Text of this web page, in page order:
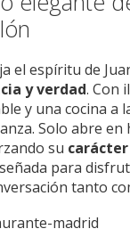
el espíritu de
y verdad. Con
y una cocina a
Solo abre en
su
para
tanto